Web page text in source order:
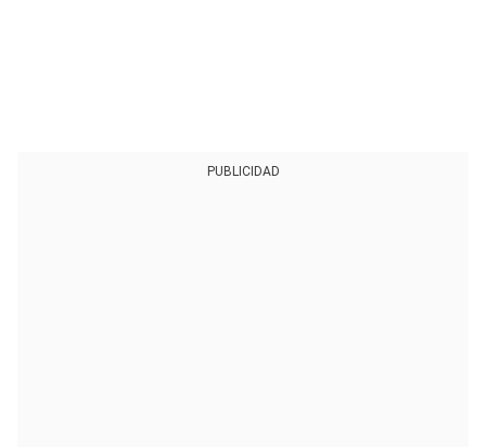
PUBLICIDAD